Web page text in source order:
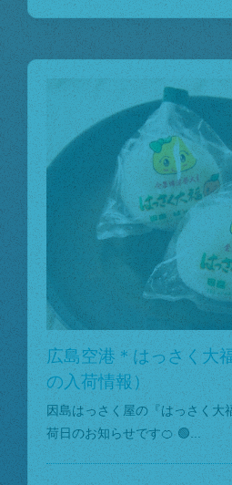
広島空港＊はっさく大
の入荷情報）
因島はっさく屋の『はっさく大
荷日のお知らせです🍊 🟢...